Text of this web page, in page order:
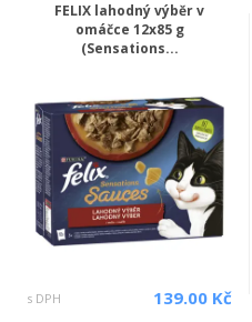
FELIX lahodný výběr v
omáčce 12x85 g
(Sensations...
s DPH 139.00 Kč